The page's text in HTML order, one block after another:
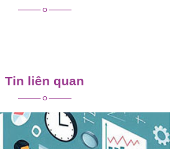
Tin liên quan